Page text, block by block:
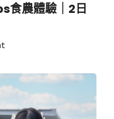
食農體驗｜2日